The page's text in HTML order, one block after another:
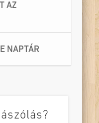
AZ
NAPTÁR